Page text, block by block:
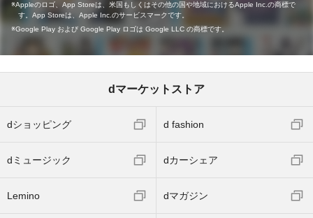
Appleのロゴ、App Storeは、米国もしくはその他の国や地域におけるApple Inc.の商標で
す。App Storeは、Apple Inc.のサービスマークです。
Google Play および Google Play ロゴは Google LLC の商標です。
dマーケットストア
dショッピング d fashion
dミュージック dカーシェア
Lemino dマガジン